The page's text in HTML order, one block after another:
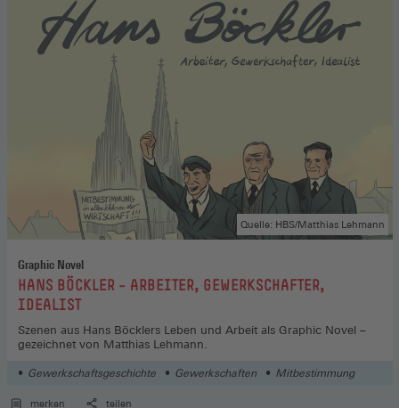
Podcast-
Folgen
(Öffnet
in
Graphic Novel
:HANS BÖCKLER – ARBEITER, GEWERKSCHAFTER,
IDEALIST
Szenen aus Hans Böcklers Leben und Arbeit als Graphic Novel –
gezeichnet von Matthias Lehmann.
Quelle: HBS/Matthias Lehmann
Gewerkschaftsgeschichte Gewerkschaften Mitbestimmung
merken teilen